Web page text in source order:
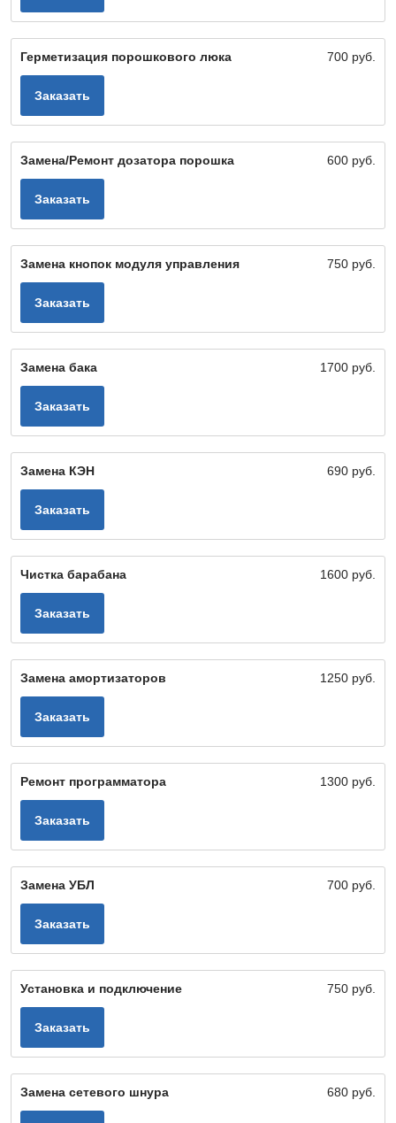
Герметизация порошкового люка 700 руб.
Заказать
Замена/Ремонт дозатора порошка 600 руб.
Заказать
Замена кнопок модуля управления 750 руб.
Заказать
Замена бака 1700 руб.
Заказать
Замена КЭН 690 руб.
Заказать
Чистка барабана 1600 руб.
Заказать
Замена амортизаторов 1250 руб.
Заказать
Ремонт программатора 1300 руб.
Заказать
Замена УБЛ 700 руб.
Заказать
Установка и подключение 750 руб.
Заказать
Замена сетевого шнура 680 руб.